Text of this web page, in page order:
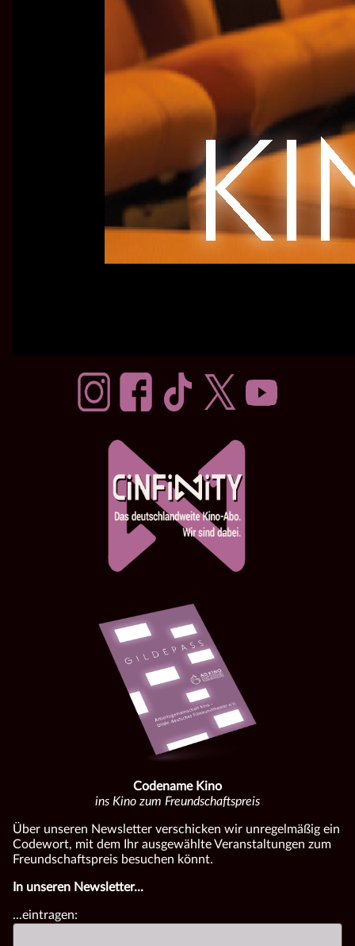
Codename Kino
ins Kino zum Freundschaftspreis
Über unseren Newsletter verschicken wir unregelmäßig ein
Codewort, mit dem Ihr ausgewählte Veranstaltungen zum
Freundschaftspreis besuchen könnt.
In unseren Newsletter...
...eintragen: